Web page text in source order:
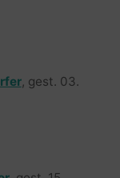
, gest. 03.